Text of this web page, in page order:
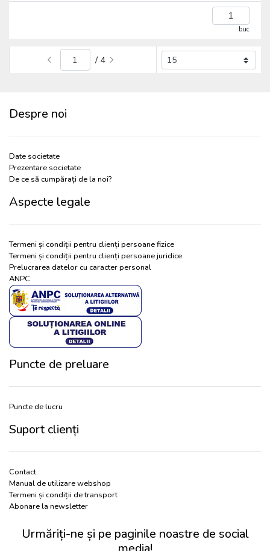
buc
/ 4
Despre noi
Date societate
Prezentare societate
De ce să cumpărați de la noi?
Aspecte legale
Termeni și condiții pentru clienți persoane fizice
Termeni și condiții pentru clienți persoane juridice
Prelucrarea datelor cu caracter personal
ANPC
Puncte de preluare
Puncte de lucru
Suport clienți
Contact
Manual de utilizare webshop
Termeni și condiții de transport
Abonare la newsletter
Urmăriți-ne și pe paginile noastre de social